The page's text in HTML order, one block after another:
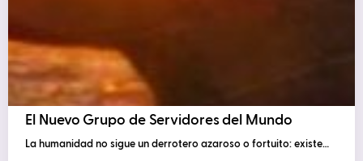
El Nuevo Grupo de Servidores del Mundo
La humanidad no sigue un derrotero azaroso o fortuito: existe…